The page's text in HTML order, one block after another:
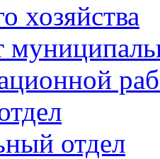
хозяйства
отдел